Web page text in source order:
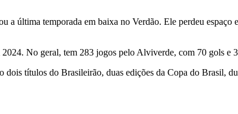
a última temporada em baixa no Verdão. Ele perdeu
No geral, tem 283 jogos pelo Alviverde, com 70 gols e
títulos do Brasileirão, duas edições da Copa do Brasil,